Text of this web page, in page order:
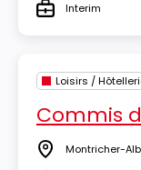
TypeInterim
Commis
Lieu Montricher-